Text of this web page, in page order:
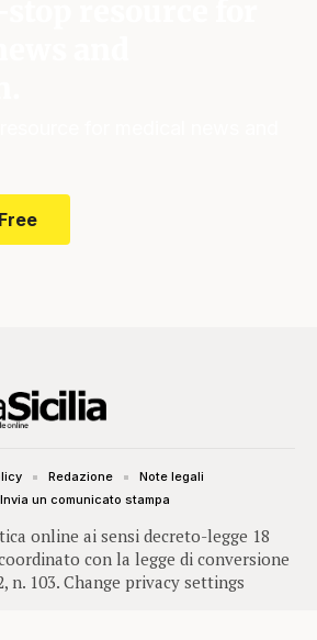
online ai sensi decreto-legge 18
con la legge di conversione
n. 103. Change privacy settings
Redazione
Note legali
Invia un comunicato stampa